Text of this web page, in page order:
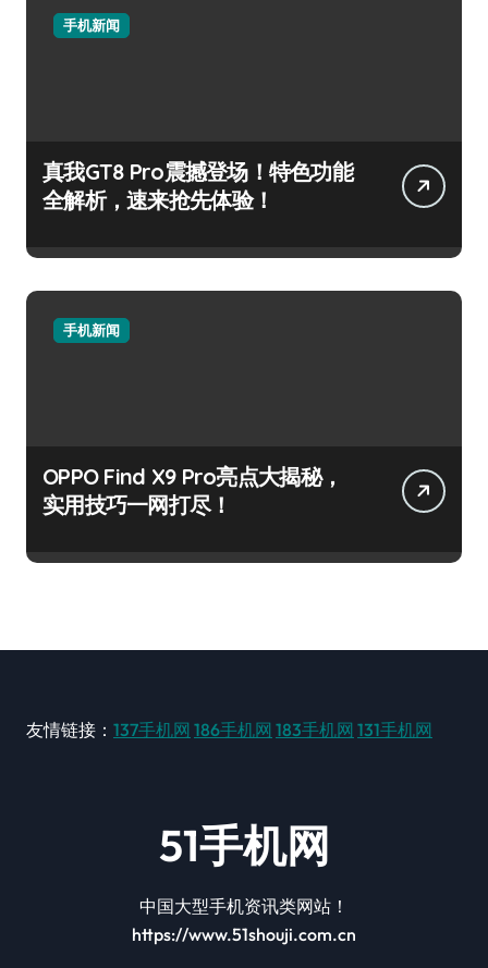
手机新闻
真我GT8 Pro震撼登场！特色功能
全解析，速来抢先体验！
手机新闻
OPPO Find X9 Pro亮点大揭秘，
实用技巧一网打尽！
友情链接： 137手机网 186手机网 183手机网 131手机网
51手机网
中国大型手机资讯类网站！
https://www.51shouji.com.cn